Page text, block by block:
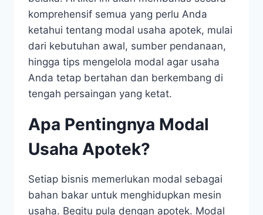
komprehensif semua yang perlu Anda
ketahui tentang modal usaha apotek, mulai
dari kebutuhan awal, sumber pendanaan,
hingga tips mengelola modal agar usaha
Anda tetap bertahan dan berkembang di
tengah persaingan yang ketat.
Apa Pentingnya Modal
Usaha Apotek?
Setiap bisnis memerlukan modal sebagai
bahan bakar untuk menghidupkan mesin
usaha. Begitu pula dengan apotek. Modal